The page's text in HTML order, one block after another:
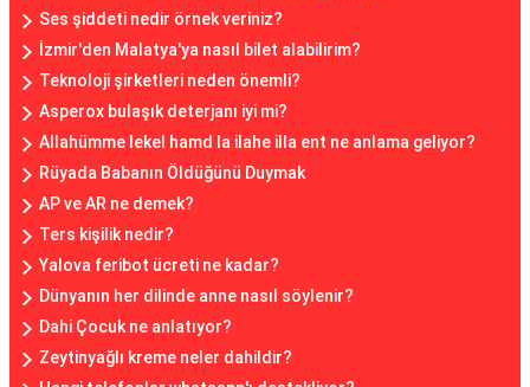
Ses şiddeti nedir örnek veriniz?
İzmir'den Malatya'ya nasıl bilet alabilirim?
Teknoloji şirketleri neden önemli?
Asperox bulaşık deterjanı iyi mi?
Allahümme lekel hamd la ilahe illa ent ne anlama geliyor?
Rüyada Babanın Öldüğünü Duymak
AP ve AR ne demek?
Ters kişilik nedir?
Yalova feribot ücreti ne kadar?
Dünyanın her dilinde anne nasıl söylenir?
Dahi Çocuk ne anlatıyor?
Zeytinyağlı kreme neler dahildir?